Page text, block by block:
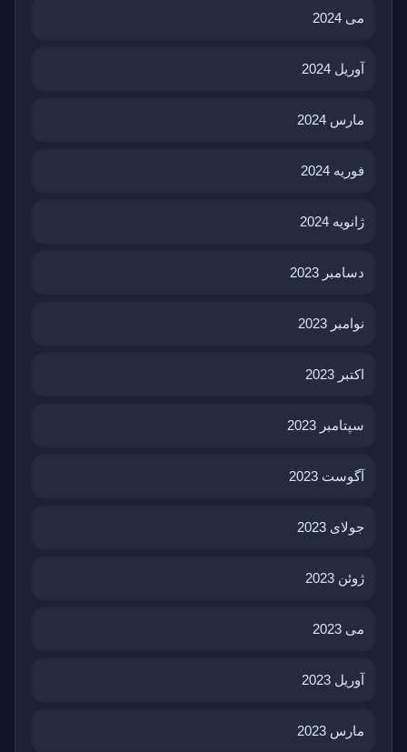
می 2024
آوریل 2024
مارس 2024
فوریه 2024
ژانویه 2024
دسامبر 2023
نوامبر 2023
اکتبر 2023
سپتامبر 2023
آگوست 2023
جولای 2023
ژوئن 2023
می 2023
آوریل 2023
مارس 2023